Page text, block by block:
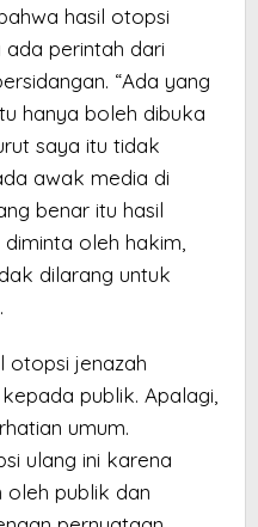
hasil otopsi
perintah dari
“Ada yang
hanya boleh dibuka
saya itu tidak
awak media di
benar itu hasil
oleh hakim,
dilarang untuk
otopsi jenazah
publik. Apalagi,
umum.
ulang ini karena
publik dan